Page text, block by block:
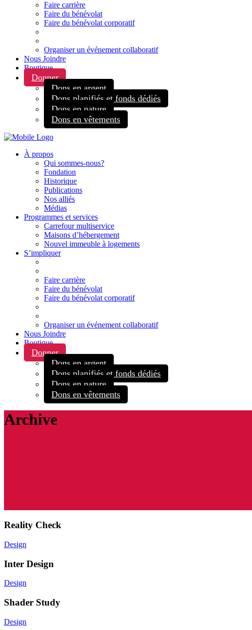
Faire carrière
Faire du bénévolat
Faire du bénévolat corporatif
Organiser un événement collaboratif
Nous Joindre
Boutique
Donner
Dons en argent
Dons planifiés et fonds dédiés
Dons en nature
Dons en vêtements
À propos
Qui sommes-nous?
Fondation
Historique
Publications
Nos alliés
Médias
Programmes et services
Carrefour multiservice
Maisons d’hébergement
Nouvel immeuble à logements
S’impliquer
Faire carrière
Faire du bénévolat
Faire du bénévolat corporatif
Organiser un événement collaboratif
Nous Joindre
Boutique
Donner
Dons en argent
Dons planifiés et fonds dédiés
Dons en nature
Dons en vêtements
Archive
Reality Check
Design
Inter Design
Design
Shader Study
Design